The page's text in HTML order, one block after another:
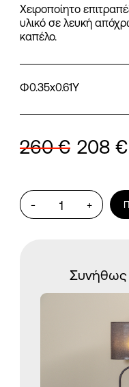
Χειροποίητο
υλικό σε λευκή
καπέλο.
Φ0.35x0.61Y
260€ 208 €
-
Φωτιστικό
152
ποσότητα
+
Συνήθως